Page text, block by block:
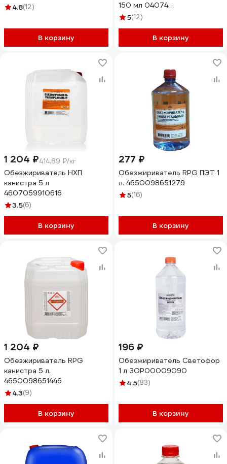
4.8(12)
В корзину
150 мл 04074
4630009040743
5(12)
В корзину
1 204 ₽414.89 ₽/кг
Обезжириватель НХП
канистра 5 л
4607059910616
3.5(6)
В корзину
277 ₽
Обезжириватель RPG ПЭТ 1
л. 4650098651279
5(16)
В корзину
1 204 ₽
Обезжириватель RPG
канистра 5 л.
4650098651446
4.3(9)
В корзину
196 ₽
Обезжириватель Светофор
1 л ЗОР00009090
4.5(83)
В корзину